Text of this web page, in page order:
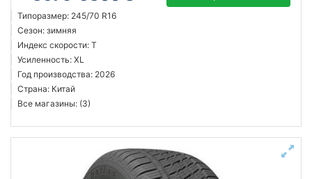
Типоразмер: 245/70 R16
Сезон: зимняя
Индекс скорости: T
Усиленность: XL
Год производства: 2026
Страна: Китай
Все магазины: (3)